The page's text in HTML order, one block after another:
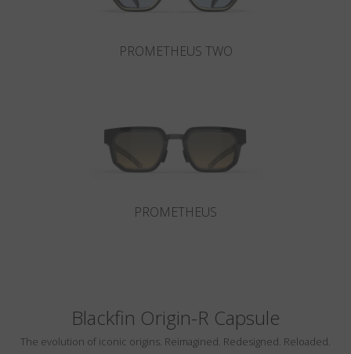
PROMETHEUS TWO
PROMETHEUS
Blackfin Origin-R Capsule
The evolution of iconic origins. Reimagined. Redesigned. Reloaded.